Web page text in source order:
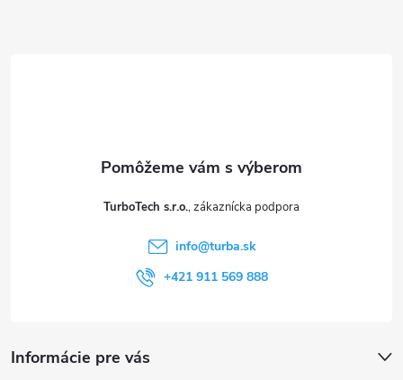
TurboTech s.r.o.
info@turba.sk
+421 911 569 888
Informácie pre vás